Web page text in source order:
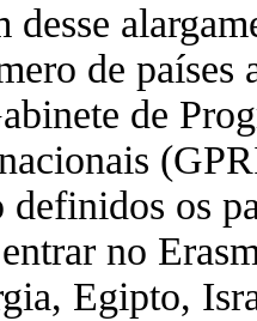
desse
de países
de
definidos os
no
Egipto,